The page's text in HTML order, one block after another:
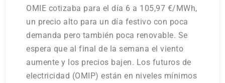
OMIE cotizaba para el día 6 a 105,97 €/MWh,
un precio alto para un día festivo con poca
demanda pero también poca renovable. Se
espera que al final de la semana el viento
aumente y los precios bajen. Los futuros de
electricidad (OMIP) están en niveles mínimos